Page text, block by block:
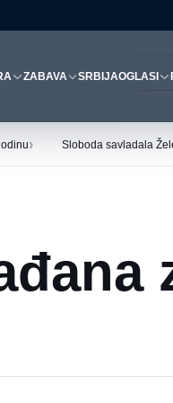
ZABAVA SRBIJAOGLASI
› Sloboda savladala